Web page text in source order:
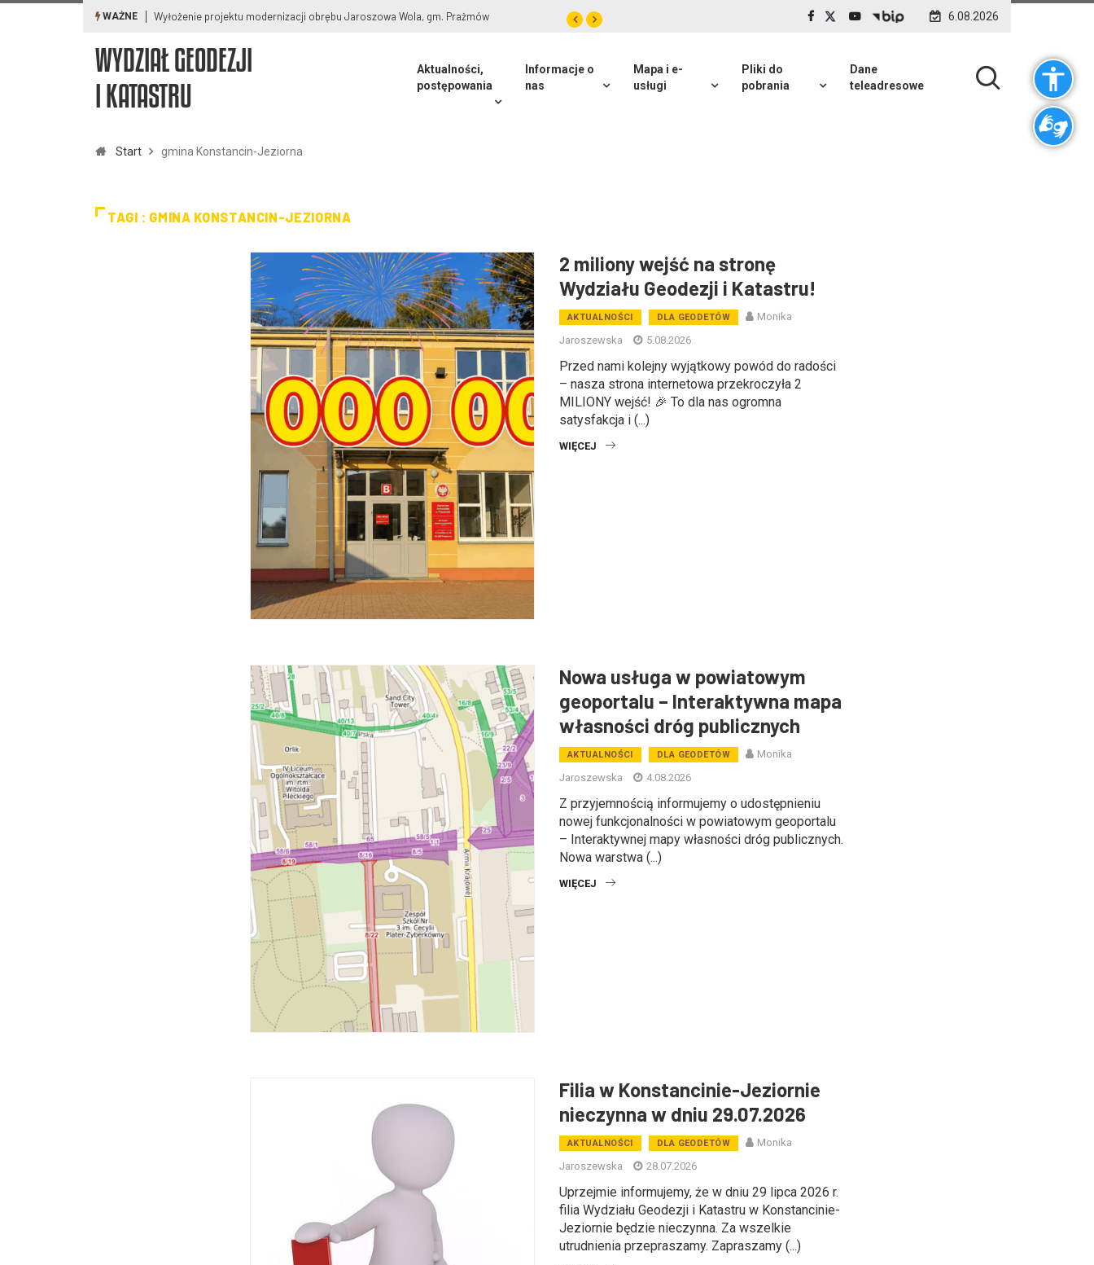
WAŻNE Wyłożenie projektu modernizacji obrębu Podolszyn, gm. Lesznowola 6.08.2026
WYDZIAŁ GEODEZJI
I KATASTRU
Aktualności,
postępowania
Informacje o
nas
Mapa i e-
usługi
Pliki do
pobrania
Dane
teleadresowe
Start gmina Konstancin-Jeziorna
TAGI : GMINA KONSTANCIN-JEZIORNA
2 miliony wejść na stronę
Wydziału Geodezji i Katastru!
AKTUALNOŚCI DLA GEODETÓW
Monika
Jaroszewska
5.08.2026
Przed nami kolejny wyjątkowy powód do radości
– nasza strona internetowa przekroczyła 2
MILIONY wejść! 🎉 To dla nas ogromna
satysfakcja i (...)
WIĘCEJ
Nowa usługa w powiatowym
geoportalu – Interaktywna mapa
własności dróg publicznych
AKTUALNOŚCI DLA GEODETÓW
Monika
Jaroszewska
4.08.2026
Z przyjemnością informujemy o udostępnieniu
nowej funkcjonalności w powiatowym geoportalu
– Interaktywnej mapy własności dróg publicznych.
Nowa warstwa (...)
WIĘCEJ
Filia w Konstancinie-Jeziornie
nieczynna w dniu 29.07.2026
AKTUALNOŚCI DLA GEODETÓW
Monika
Jaroszewska
28.07.2026
Uprzejmie informujemy, że w dniu 29 lipca 2026 r.
filia Wydziału Geodezji i Katastru w Konstancinie-
Jeziornie będzie nieczynna. Za wszelkie
utrudnienia przepraszamy. Zapraszamy (...)